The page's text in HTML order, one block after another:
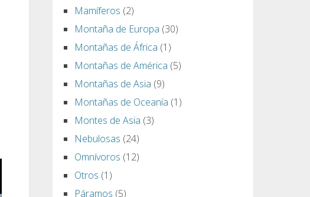
Mamíferos (2)
Montaña de Europa (30)
Montañas de África (1)
Montañas de América (5)
Montañas de Asia (9)
Montañas de Oceanía (1)
Montes de Asia (3)
Nebulosas (24)
Omnívoros (12)
Otros (1)
Páramos (5)